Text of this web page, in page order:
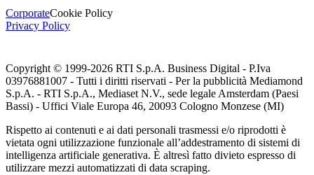
CorporateCookie Policy
Privacy Policy
Copyright © 1999-2026 RTI S.p.A. Business Digital - P.Iva
03976881007 - Tutti i diritti riservati - Per la pubblicità Mediamond
S.p.A. - RTI S.p.A., Mediaset N.V., sede legale Amsterdam (Paesi
Bassi) - Uffici Viale Europa 46, 20093 Cologno Monzese (MI)
Rispetto ai contenuti e ai dati personali trasmessi e/o riprodotti è
vietata ogni utilizzazione funzionale all’addestramento di sistemi di
intelligenza artificiale generativa. È altresì fatto divieto espresso di
utilizzare mezzi automatizzati di data scraping.